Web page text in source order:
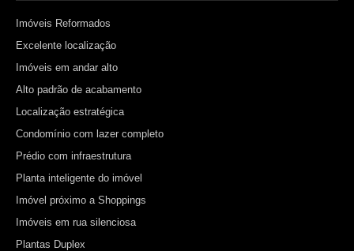
Imóveis Reformados
Excelente localização
Imóveis em andar alto
Alto padrão de acabamento
Localização estratégica
Condomínio com lazer completo
Prédio com infraestrutura
Planta inteligente do imóvel
Imóvel próximo a Shoppings
Imóveis em rua silenciosa
Plantas Duplex